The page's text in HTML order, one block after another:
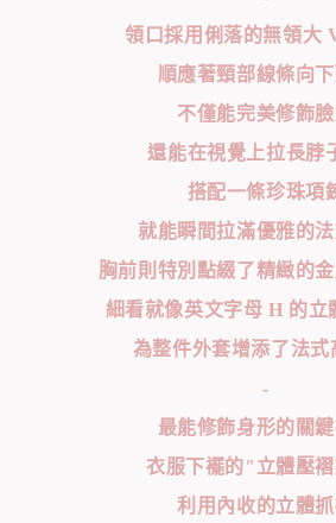
領口採用俐落的無領大
順應著頸部線條向
不僅能完美修飾
還能在視覺上拉長脖
搭配一條珍珠項
就能瞬間拉滿優雅的法
胸前則特別點綴了精緻的
細看就像英文字母 H 的立
為整件外套增添了法式
-
最能修飾身形的關
衣服下襬的"立體壓
利用內收的立體